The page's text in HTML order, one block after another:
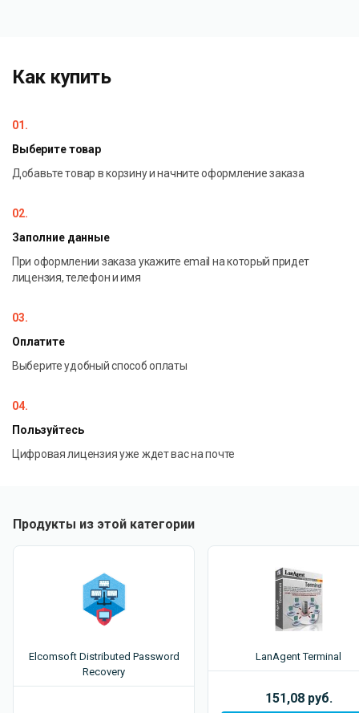
Как купить
01.
Выберите товар
Добавьте товар в корзину и начните оформление заказа
02.
Заполние данные
При оформлении заказа укажите email на который придет
лицензия, телефон и имя
03.
Оплатите
Выберите удобный способ оплаты
04.
Пользуйтесь
Цифровая лицензия уже ждет вас на почте
Продукты из этой категории
Elcomsoft Distributed Password
Recovery
LanAgent Terminal
151,08 руб.